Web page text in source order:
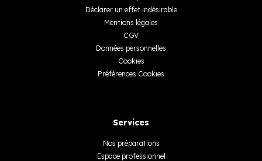
Déclarer un effet indésirable
Mentions légales
CGV
Données personnelles
Cookies
Préférences Cookies
Services
Nos préparations
Espace professionnel